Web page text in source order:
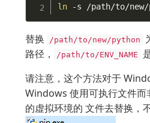
ln
替换 /path/to/new/python
路径，
/path/to/ENV_NAME
请注意，这个方法对于
Windows 使用可执行文件而
的虚拟环境的 文件去替换，